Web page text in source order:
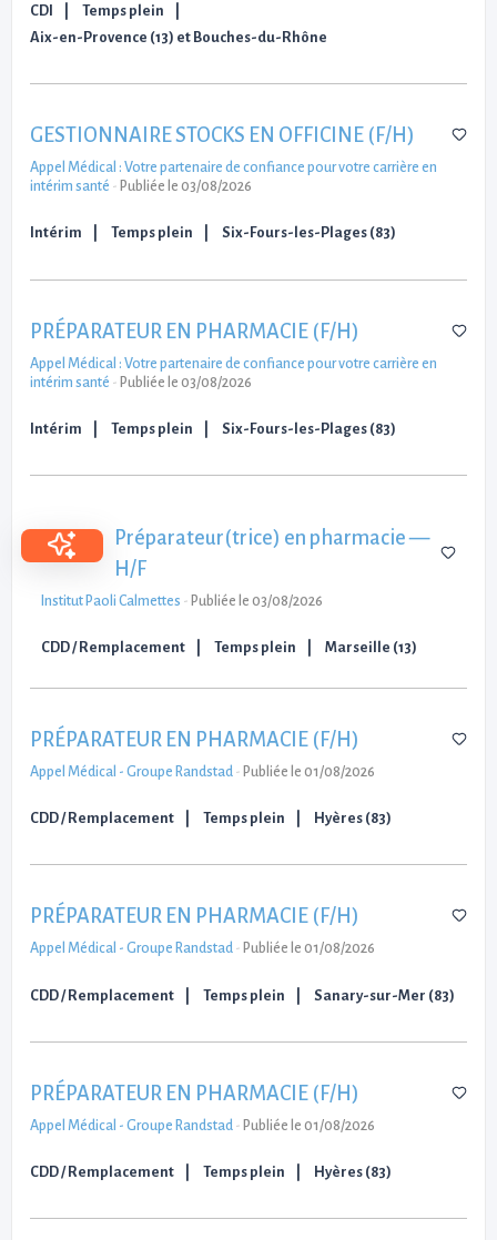
CDI
Temps plein
Aix-en-Provence (13) et Bouches-du-Rhône
GESTIONNAIRE STOCKS EN OFFICINE (F/H)
Appel Médical : Votre partenaire de confiance pour votre carrière en
intérim santé - Publiée le 03/08/2026
Intérim Temps plein Six-Fours-les-Plages (83)
PRÉPARATEUR EN PHARMACIE (F/H)
Appel Médical : Votre partenaire de confiance pour votre carrière en
intérim santé - Publiée le 03/08/2026
Intérim Temps plein Six-Fours-les-Plages (83)
Préparateur(trice) en pharmacie —
H/F
Institut Paoli Calmettes - Publiée le 03/08/2026
CDD / Remplacement Temps plein Marseille (13)
PRÉPARATEUR EN PHARMACIE (F/H)
Appel Médical - Groupe Randstad - Publiée le 01/08/2026
CDD / Remplacement Temps plein Hyères (83)
PRÉPARATEUR EN PHARMACIE (F/H)
Appel Médical - Groupe Randstad - Publiée le 01/08/2026
CDD / Remplacement Temps plein Sanary-sur-Mer (83)
PRÉPARATEUR EN PHARMACIE (F/H)
Appel Médical - Groupe Randstad - Publiée le 01/08/2026
CDD / Remplacement Temps plein Hyères (83)